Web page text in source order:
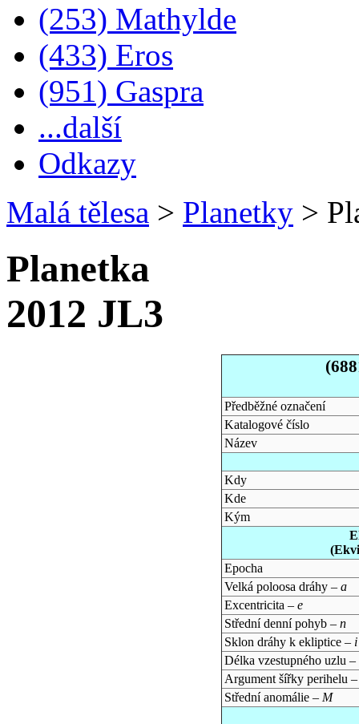
(253) Mathylde
(433) Eros
(951) Gaspra
...další
Odkazy
Malá tělesa > Planetky >
Planetka
2012 JL3
Předběžné označení
Katalogové číslo
Název
Kdy
Kde
Kým
Epocha
Velká poloosa dráhy – a
Excentricita – e
Střední denní pohyb – n
Sklon dráhy k ekliptice – i
Délka vzestupného uzlu –
Argument šířky perihelu
Střední anomálie – M